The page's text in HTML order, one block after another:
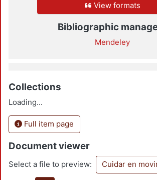
View formats
Bibliographic
Mendeley
Collections
Loading...
Full item page
Document viewer
Select a file to preview: Cuidar en